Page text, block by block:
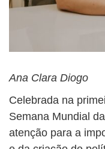
Ana Clara Diogo
Celebrada na
Semana Mundial
atenção para a